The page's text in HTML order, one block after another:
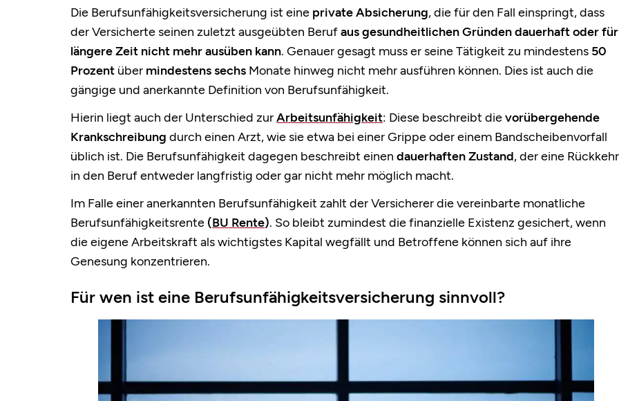
Die Berufsunfähigkeitsversicherung ist eine private Absicherung, die für den Fall einspringt, dass
der Versicherte seinen zuletzt ausgeübten Berufaus gesundheitlichen Gründen dauerhaft oder für
längere Zeit nicht mehr ausüben kann. Genauer gesagt muss er seine Tätigkeit zu mindestens 50
Prozent über mindestens sechs Monate hinweg nicht mehr ausführen können. Dies ist auch die
gängige und anerkannte Definition von Berufsunfähigkeit.
Hierin liegt auch der Unterschied zurArbeitsunfähigkeit: Diese beschreibt dievorübergehende
Krankschreibung durch einen Arzt, wie sie etwa bei einer Grippe oder einem Bandscheibenvorfall
üblich ist. Die Berufsunfähigkeit dagegen beschreibt einen dauerhaften Zustand, der eine Rückkehr
in den Beruf entweder langfristig oder gar nicht mehr möglich macht.
Im Falle einer anerkannten Berufsunfähigkeit zahlt der Versicherer die vereinbarte monatliche
Berufsunfähigkeitsrente (BU Rente). So bleibt zumindest die finanzielle Existenz gesichert, wenn
die eigene Arbeitskraft als wichtigstes Kapital wegfällt und Betroffene können sich auf ihre
Genesung konzentrieren.
Für wen ist eine Berufsunfähigkeitsversicherung sinnvoll?